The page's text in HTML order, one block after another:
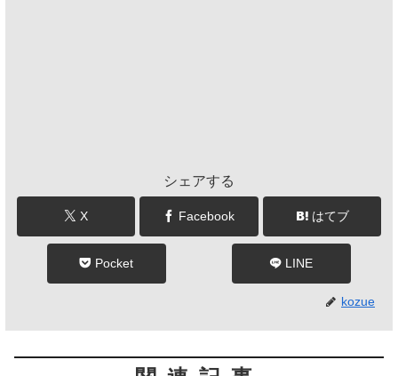
シェアする
X Facebook はてブ
Pocket LINE
kozue